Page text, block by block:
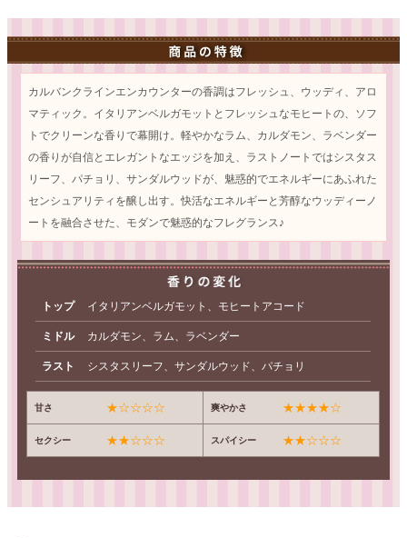
カルバンクラインエンカウンターの香調はフレッシュ、ウッディ、アロ
マティック。イタリアンベルガモットとフレッシュなモヒートの、ソフ
トでクリーンな香りで幕開け。軽やかなラム、カルダモン、ラベンダー
の香りが自信とエレガントなエッジを加え、ラストノートではシスタス
リーフ、パチョリ、サンダルウッドが、魅惑的でエネルギーにあふれた
センシュアリティを醸し出す。快活なエネルギーと芳醇なウッディーノ
ートを融合させた、モダンで魅惑的なフレグランス♪
トップ イタリアンベルガモット、モヒートアコード
ミドル カルダモン、ラム、ラベンダー
ラスト シスタスリーフ、サンダルウッド、パチョリ
甘さ ★☆☆☆☆ 爽やかさ ★★★★☆
セクシー ★★☆☆☆ スパイシー ★★☆☆☆